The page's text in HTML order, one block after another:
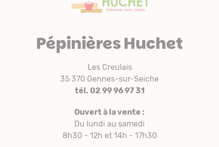
Pépinières Huchet
Les Creulais
35 370 Gennes-sur-Seiche
tél. 02 99 96 97 31
Ouvert à la vente :
Du lundi au samedi
8h30 - 12h et 14h - 17h30